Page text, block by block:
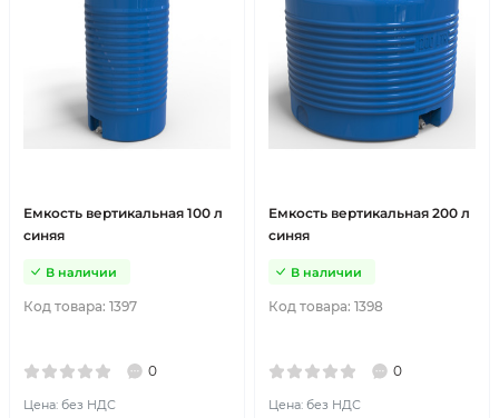
Емкость вертикальная 100 л
синяя
Код товара: 1397
В наличии
0
Цена: без НДС
Емкость вертикальная 200 л
синяя
Код товара: 1398
В наличии
0
Цена: без НДС